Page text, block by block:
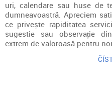
uri, calendare sau huse de
dumneavoastră. Apreciem
ce privește rapiditatea
sugestie sau observație
extrem de valoroasă pentru noi.